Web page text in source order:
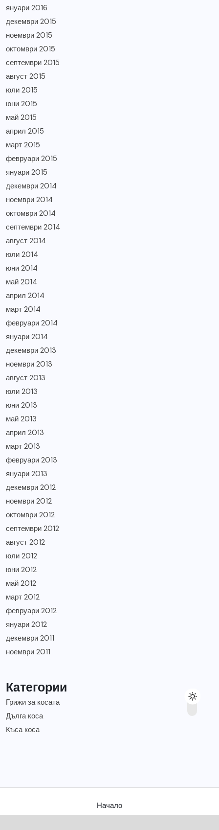
януари 2016
декември 2015
ноември 2015
октомври 2015
септември 2015
август 2015
юли 2015
юни 2015
май 2015
април 2015
март 2015
февруари 2015
януари 2015
декември 2014
ноември 2014
октомври 2014
септември 2014
август 2014
юли 2014
юни 2014
май 2014
април 2014
март 2014
февруари 2014
януари 2014
декември 2013
ноември 2013
август 2013
юли 2013
юни 2013
май 2013
април 2013
март 2013
февруари 2013
януари 2013
декември 2012
ноември 2012
октомври 2012
септември 2012
август 2012
юли 2012
юни 2012
май 2012
март 2012
февруари 2012
януари 2012
декември 2011
ноември 2011
Категории
Грижи за косата
Дълга коса
Къса коса
Начало